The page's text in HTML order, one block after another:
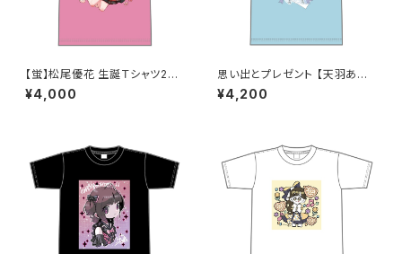
【蛍】松尾優花 生誕Ｔシャツ202
5 M〜XLサイズ
¥4,000
思い出とプレゼント 【天羽あい】
生誕Ｔシャツ XXL〜 XXXLサイ
ズ
¥4,200